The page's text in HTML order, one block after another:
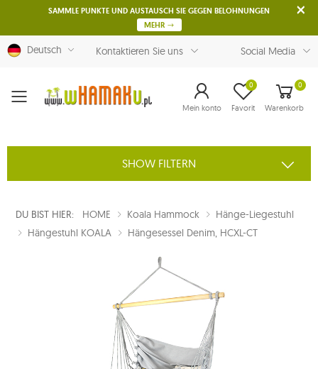
SAMMLE PUNKTE UND AUSTAUSCH SIE GEGEN BELOHNUNGEN
MEHR
Deutsch Kontaktieren Sie uns Social Media
Menu Mein konto Favorit
0 0
Warenkorb
SHOW FILTERN
DU BIST HIER: HOME Koala Hammock
Hänge-Liegestuhl
Hängestuhl KOALA
Hängesessel Denim, HCXL-CT